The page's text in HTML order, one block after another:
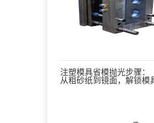
注塑模具省模抛光步骤：
从粗砂纸到镜面，解锁模